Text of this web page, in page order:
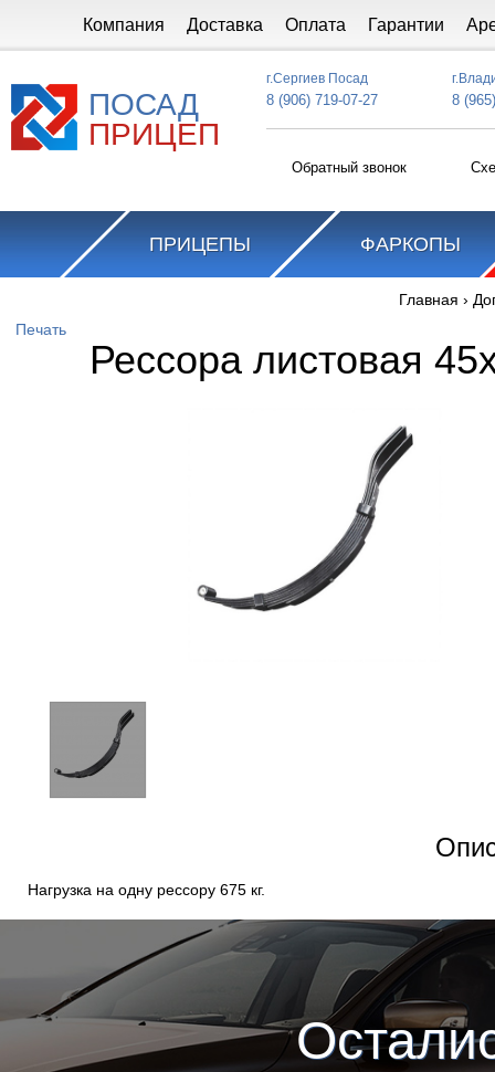
Компания Доставка Оплата Гарантии
ПОСАД
ПРИЦЕП
г.Сергиев Посад
8 (906) 719-07-27 8
Обратный звонок
ПРИЦЕПЫ ФАРКОПЫ
Главная ›
Печать
Рессора листовая
Нагрузка на одну рессору 675 кг.